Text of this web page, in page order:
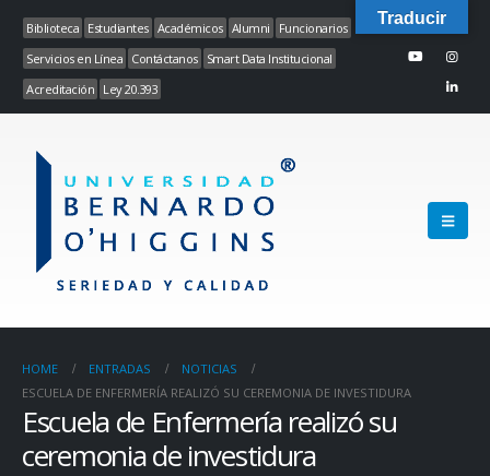
Biblioteca Estudiantes Académicos Alumni
Funcionarios
Servicios en Línea Contáctanos
Smart Data Institucional
Acreditación Ley 20.393
HOME ENTRADAS
NOTICIAS
ESCUELA DE ENFERMERÍA REALIZÓ SU CEREMONIA DE INVESTIDURA
Escuela de Enfermería realizó su
ceremonia de investidura
Traducir